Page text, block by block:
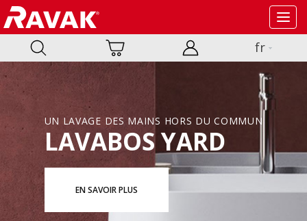
fr
UN LAVAGE DES MAINS HORS DU COMMUN
LAVABOS YARD
EN SAVOIR PLUS